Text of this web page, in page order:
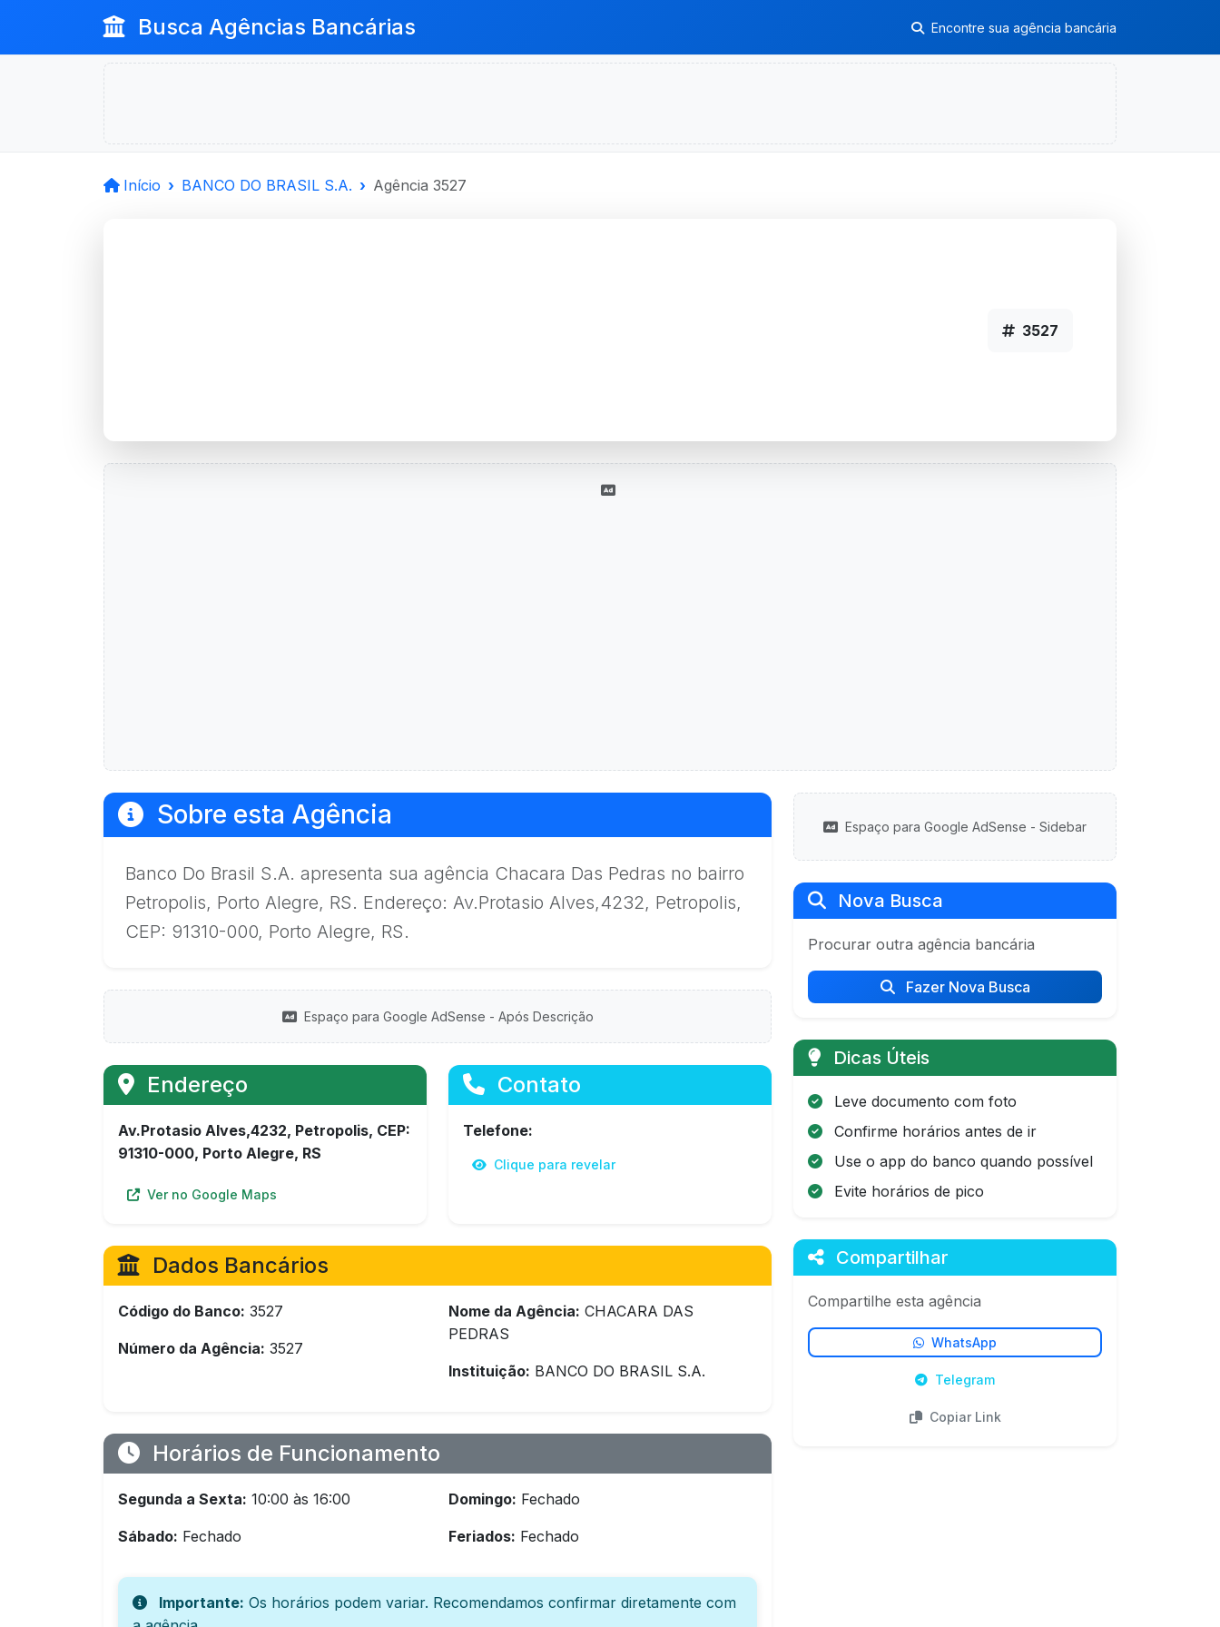
Busca Agências Bancárias Encontre sua agência bancária
Início BANCO DO BRASIL S.A. Agência 3527
3527
Sobre esta Agência
Banco Do Brasil S.A. apresenta sua agência Chacara Das Pedras no bairro
Petropolis, Porto Alegre, RS. Endereço: Av.Protasio Alves,4232, Petropolis,
CEP: 91310-000, Porto Alegre, RS.
Espaço para Google AdSense - Após Descrição
Endereço
Av.Protasio Alves,4232, Petropolis, CEP:
91310-000, Porto Alegre, RS
Ver no Google Maps
Contato
Telefone:
Clique para revelar
Dados Bancários
Código do Banco: 3527
Número da Agência: 3527
Nome da Agência: CHACARA DAS
PEDRAS
Instituição: BANCO DO BRASIL S.A.
Horários de Funcionamento
Segunda a Sexta: 10:00 às 16:00
Sábado: Fechado
Domingo: Fechado
Feriados: Fechado
Importante: Os horários podem variar. Recomendamos confirmar diretamente com
Espaço para Google AdSense - Sidebar
Nova Busca
Procurar outra agência bancária
Fazer Nova Busca
Dicas Úteis
Leve documento com foto
Confirme horários antes de ir
Use o app do banco quando possível
Evite horários de pico
Compartilhar
Compartilhe esta agência
WhatsApp
Telegram
Copiar Link